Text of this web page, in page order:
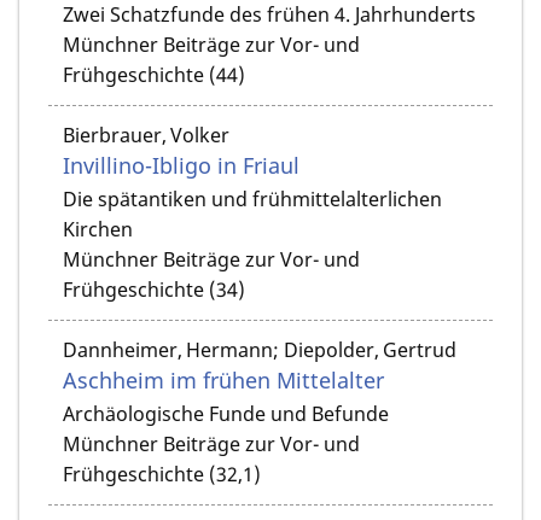
Zwei Schatzfunde des frühen 4. Jahrhunderts
Münchner Beiträge zur Vor- und
Frühgeschichte (44)
Bierbrauer, Volker
Invillino-Ibligo in Friaul
Die spätantiken und frühmittelalterlichen
Kirchen
Münchner Beiträge zur Vor- und
Frühgeschichte (34)
Dannheimer, Hermann; Diepolder, Gertrud
Aschheim im frühen Mittelalter
Archäologische Funde und Befunde
Münchner Beiträge zur Vor- und
Frühgeschichte (32,1)